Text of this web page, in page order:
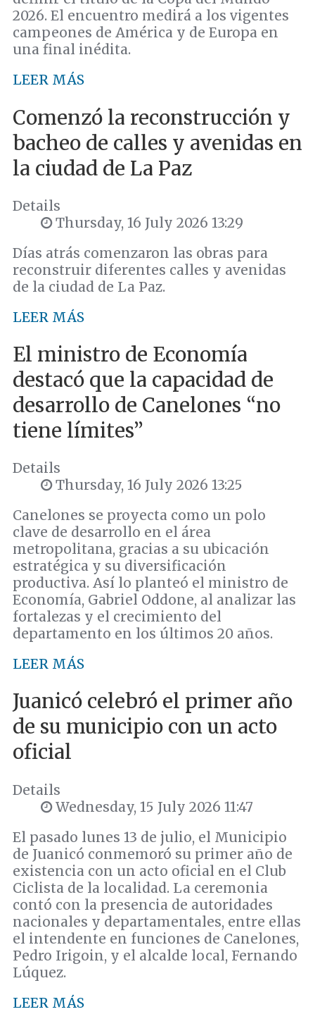
2026. El encuentro medirá a los vigentes
campeones de América y de Europa en
una final inédita.
LEER MÁS
Comenzó la reconstrucción y
bacheo de calles y avenidas en
la ciudad de La Paz
Details
Thursday, 16 July 2026 13:29
Días atrás comenzaron las obras para
reconstruir diferentes calles y avenidas
de la ciudad de La Paz.
LEER MÁS
El ministro de Economía
destacó que la capacidad de
desarrollo de Canelones “no
tiene límites”
Details
Thursday, 16 July 2026 13:25
Canelones se proyecta como un polo
clave de desarrollo en el área
metropolitana, gracias a su ubicación
estratégica y su diversificación
productiva. Así lo planteó el ministro de
Economía, Gabriel Oddone, al analizar las
fortalezas y el crecimiento del
departamento en los últimos 20 años.
LEER MÁS
Juanicó celebró el primer año
de su municipio con un acto
oficial
Details
Wednesday, 15 July 2026 11:47
El pasado lunes 13 de julio, el Municipio
de Juanicó conmemoró su primer año de
existencia con un acto oficial en el Club
Ciclista de la localidad. La ceremonia
contó con la presencia de autoridades
nacionales y departamentales, entre ellas
el intendente en funciones de Canelones,
Pedro Irigoin, y el alcalde local, Fernando
Lúquez.
LEER MÁS